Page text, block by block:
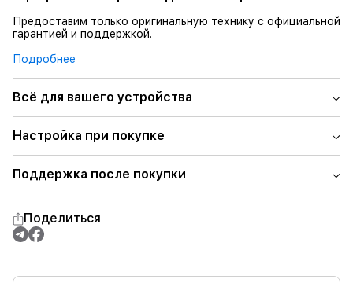
Предоставим только оригинальную технику с официальной
гарантией и поддержкой.
Подробнее
Всё для вашего устройства
Настройка при покупке
Поддержка после покупки
Поделиться